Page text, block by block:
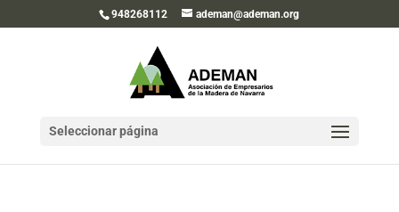
948268112 ademan@ademan.org
Seleccionar página